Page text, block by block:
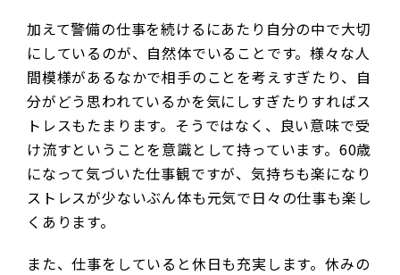
加えて警備の仕事を続けるにあたり自分の中で大切
にしているのが、自然体でいることです。様々な人
間模様があるなかで相手のことを考えすぎたり、自
分がどう思われているかを気にしすぎたりすればス
トレスもたまります。そうではなく、良い意味で受
け流すということを意識として持っています。60歳
になって気づいた仕事観ですが、気持ちも楽になり
ストレスが少ないぶん体も元気で日々の仕事も楽し
くあります。
また、仕事をしていると休日も充実します。休みの